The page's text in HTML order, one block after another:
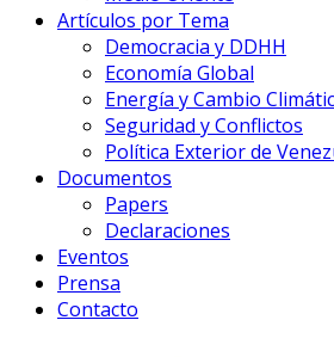
Artículos por Tema
Democracia y DDHH
Economía Global
Energía y Cambio
Seguridad y Conflictos
Política Exterior de
Documentos
Papers
Declaraciones
Eventos
Prensa
Contacto